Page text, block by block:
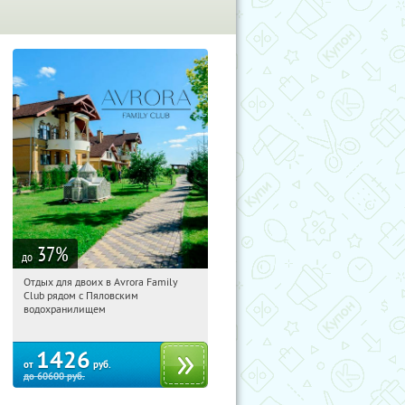
до 37%
10:13:08 Купили:
Московская обл., Мытищинский р-н,
Отдых для двоих в Avrora Family
Club рядом с Пяловским
водохранилищем
от 1426 руб.
до60600руб.